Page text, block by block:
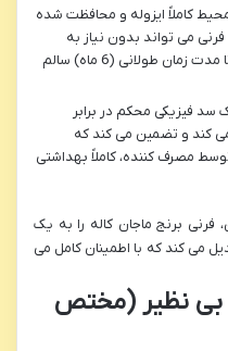
کاملاً ایزوله و محافظت شده
می تواند بدون نیاز به
یخچال و مواد نگهدارنده، تا مدت زمان طولانی (6 ماه) سالم
سد فیزیکی محکم در برابر
کند و تضمین می کند که
مصرف کننده، کاملاً بهداشتی
برنج ماجان کاله را به یک
می کند که با اطمینان کامل می
بی نظیر (مختص